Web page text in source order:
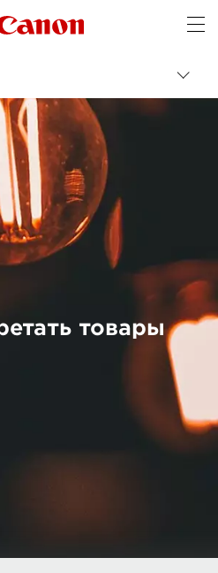
Canon Logo, back
товары